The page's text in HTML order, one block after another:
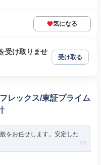
気になる
受け取りませ
受け取る
レックス/東証プライム
をお任せします。安定した